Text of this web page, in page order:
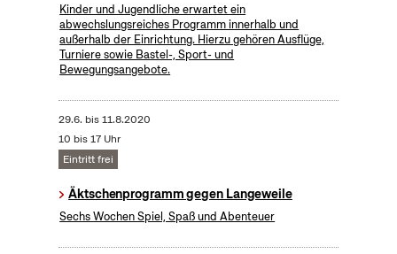
Kinder und Jugendliche erwartet ein
abwechslungsreiches Programm innerhalb und
außerhalb der Einrichtung. Hierzu gehören Ausflüge,
Turniere sowie Bastel-, Sport- und
Bewegungsangebote.
29.6. bis11.8.2020
10 bis 17 Uhr
Eintritt frei
Äktschenprogramm gegen Langeweile
Sechs Wochen Spiel, Spaß und Abenteuer